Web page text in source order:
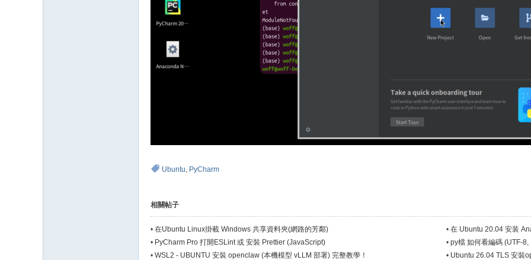
Ubuntu, PyCharm
相關帖子
• 在Ubuntu Linux掛載 Windows 共享資料夾(網路的芳鄰) • 在 Ubuntu 20.04 安装
• PyCharm Pro 打開ESLint 或 安裝 Prettier (JavaScript) • py檔 如何看編碼 (UTF-
• WSL2 - UBUNTU 安裝 openclaw (本機模型 vLLM 部署) 完整教學！ • Ubuntu 26.04 TLS 安裝